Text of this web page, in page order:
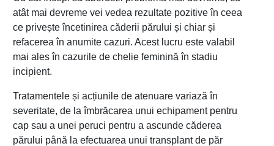
atât mai devreme vei vedea rezultate pozitive în ceea
ce privește încetinirea căderii părului și chiar și
refacerea în anumite cazuri. Acest lucru este valabil
mai ales în cazurile de chelie feminină în stadiu
incipient.
Tratamentele și acțiunile de atenuare variază în
severitate, de la îmbrăcarea unui echipament pentru
cap sau a unei peruci pentru a ascunde căderea
părului până la efectuarea unui transplant de păr